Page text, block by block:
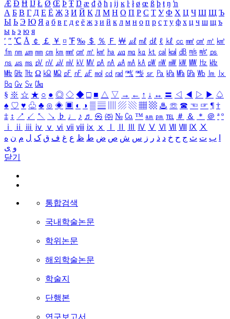
Æ Ð Ħ Ĳ Ł Ø Œ Þ Ŧ Ŋ æ đ ð ħ ı ĳ ĸ ŀ ł ø œ ß þ ŧ ŋ ŉ
А Б В Г Д Е Ё Ж З И Й К Л М Н О П Р С Т У Ф Х Ц Ч Ш Щ Ъ
Ы Ь Э Ю Я а б в г д е ё ж з и й к л м н о п р с т у ф х ц ч ш щ ъ
ы ь э ю я
′ ″ ℃ Å ￠ ￡ ￥ ¤ ℉ ‰ ＄ ％ Ｆ ￦ ㎕ ㎖ ㎗ ℓ ㎘ ㏄ ㎣ ㎤ ㎥ ㎦
㎙ ㎚ ㎛ ㎜ ㎝ ㎞ ㎟ ㎠ ㎡ ㎢ ㏊ ㎍ ㎎ ㎏ ㏏ ㎈ ㎉ ㏈ ㎧ ㎨ ㎰
㎱ ㎲ ㎳ ㎴ ㎵ ㎶ ㎷ ㎸ ㎹ ㎀ ㎁ ㎂ ㎃ ㎄ ㎺ ㎻ ㎽ ㎾ ㎿ ㎐ ㎑
㎒ ㎓ ㎔ Ω ㏀ ㏁ ㎊ ㎋ ㎌ ㏖ ㏅ ㎭ ㎮ ㎯ ㏛ ㎩ ㎪ ㎫ ㎬ ㏝ ㏐
㏓
㏃ ㏉ ㏜ ㏆
§ ※ ☆ ★ ○ ● ◎ ◇ ◆ □ ■ △ ▽ → ← ↑ ↓ ↔ 〓 ◁ ◀ ▷ ▶ ♤
♠ ♡ ♥ ♧ ♣ ⊙ ◈ ▣ ◐ ◑ ▒ ▤ ▨ ▧ ▦ ▩ ♨ ☏ ☎ ☜ ☞ ¶ †
‡ ↕ ↗ ↙ ↖ ↘ ♭ ♩ ♪ ♬ ㉿ ㈜ № ㏇ ™ ㏂ ㏘ ℡ ＃ ＆ ＊ ＠ ª º
ⅰ
ⅱ ⅲ ⅳ ⅴ ⅵ ⅶ ⅷ ⅸ ⅹ Ⅳ Ⅴ Ⅵ Ⅶ Ⅷ Ⅸ Ⅹ
ب ت ث ج ح خ د ذ ر ز س ش ص ض ط ظ ع غ ف ق ک ل م ن ه
و ی
닫기
통합검색
국내학술논문
학위논문
해외학술논문
학술지
단행본
연구보고서